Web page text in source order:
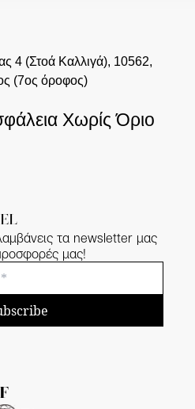
4 (Στοά Καλλιγά), 10562,
(7ος όροφος)
Χωρίς Όριο
τα newsletter μας
μας!